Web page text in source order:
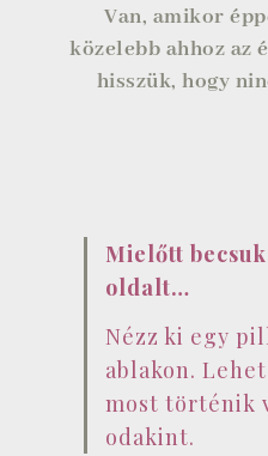
Van, amikor
közelebb ahhoz az
hisszük, hogy
Mielőtt
oldalt…
Nézz ki egy
ablakon.
most történik
odakint.